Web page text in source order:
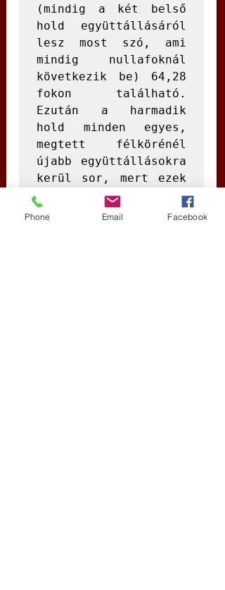
(mindig a két belső
hold együttállásáról
lesz most szó, ami
mindig nullafoknál
következik be) 64,28
fokon található.
Ezután a harmadik
hold minden egyes,
megtett félkörénél
újabb együttállásokra
kerül sor, mert ezek
alatt a második hold
egész köröket, a
Phone Email Facebook